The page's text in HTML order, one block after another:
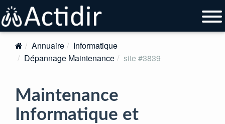
Annuaire
Informatique
Dépannage Maintenance
site #3839
Maintenance
Informatique et